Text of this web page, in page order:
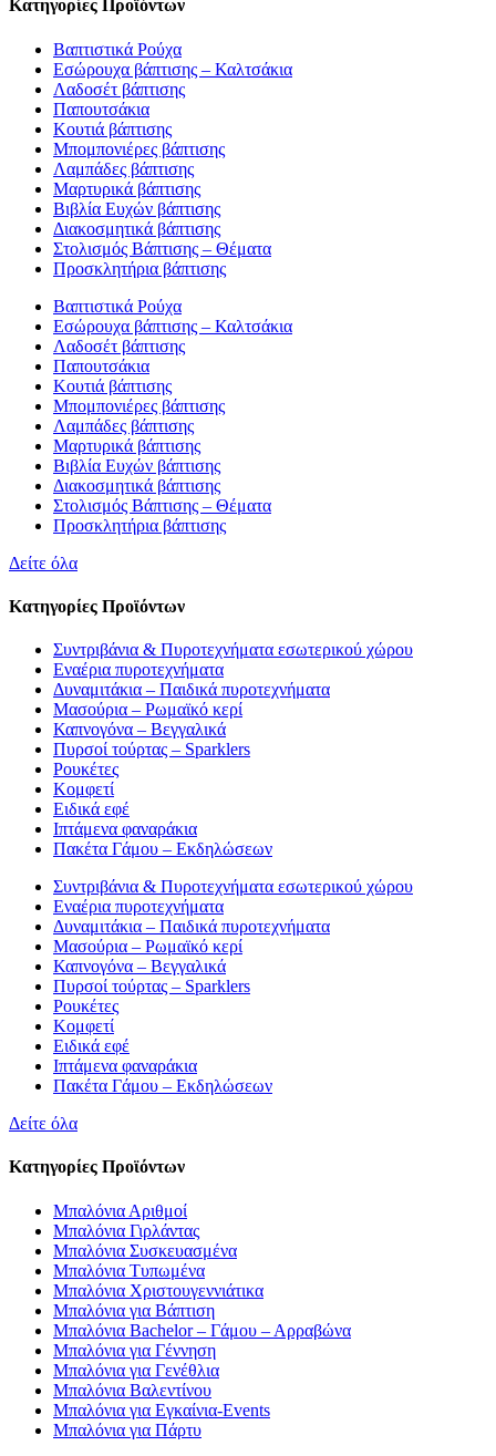
Κατηγορίες Προϊόντων
Βαπτιστικά Ρούχα
Εσώρουχα βάπτισης – Καλτσάκια
Λαδοσέτ βάπτισης
Παπουτσάκια
Κουτιά βάπτισης
Μπομπονιέρες βάπτισης
Λαμπάδες βάπτισης
Μαρτυρικά βάπτισης
Βιβλία Ευχών βάπτισης
Διακοσμητικά βάπτισης
Στολισμός Βάπτισης – Θέματα
Προσκλητήρια βάπτισης
Βαπτιστικά Ρούχα
Εσώρουχα βάπτισης – Καλτσάκια
Λαδοσέτ βάπτισης
Παπουτσάκια
Κουτιά βάπτισης
Μπομπονιέρες βάπτισης
Λαμπάδες βάπτισης
Μαρτυρικά βάπτισης
Βιβλία Ευχών βάπτισης
Διακοσμητικά βάπτισης
Στολισμός Βάπτισης – Θέματα
Προσκλητήρια βάπτισης
Δείτε όλα
Κατηγορίες Προϊόντων
Συντριβάνια & Πυροτεχνήματα εσωτερικού χώρου
Εναέρια πυροτεχνήματα
Δυναμιτάκια – Παιδικά πυροτεχνήματα
Μασούρια – Ρωμαϊκό κερί
Καπνογόνα – Βεγγαλικά
Πυρσοί τούρτας – Sparklers
Ρουκέτες
Κομφετί
Ειδικά εφέ
Ιπτάμενα φαναράκια
Πακέτα Γάμου – Εκδηλώσεων
Συντριβάνια & Πυροτεχνήματα εσωτερικού χώρου
Εναέρια πυροτεχνήματα
Δυναμιτάκια – Παιδικά πυροτεχνήματα
Μασούρια – Ρωμαϊκό κερί
Καπνογόνα – Βεγγαλικά
Πυρσοί τούρτας – Sparklers
Ρουκέτες
Κομφετί
Ειδικά εφέ
Ιπτάμενα φαναράκια
Πακέτα Γάμου – Εκδηλώσεων
Δείτε όλα
Κατηγορίες Προϊόντων
Μπαλόνια Αριθμοί
Μπαλόνια Γιρλάντας
Μπαλόνια Συσκευασμένα
Μπαλόνια Τυπωμένα
Μπαλόνια Χριστουγεννιάτικα
Μπαλόνια για Βάπτιση
Μπαλόνια Bachelor – Γάμου – Αρραβώνα
Μπαλόνια για Γέννηση
Μπαλόνια για Γενέθλια
Μπαλόνια Βαλεντίνου
Μπαλόνια για Εγκαίνια-Events
Μπαλόνια για Πάρτυ